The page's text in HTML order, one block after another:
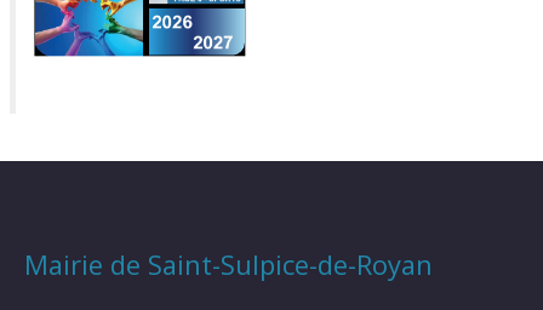
Mairie de Saint-Sulpice-de-Royan